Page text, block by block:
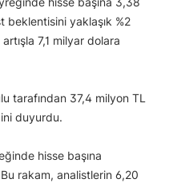
beklentisini yaklaşık %2
7,1 milyar dolara
tarafından 37,4 milyon TL
duyurdu.
hisse başına
rakam, analistlerin 6,20